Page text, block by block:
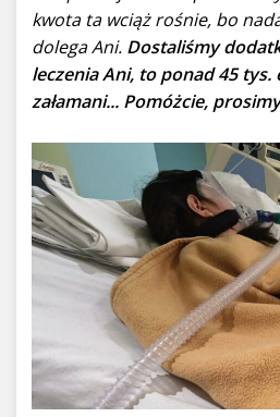
kwota ta wciąż rośnie, bo
dolega Ani. Dostaliśmy
leczenia Ani, to ponad 45 tys.
załamani... Pomóżcie,